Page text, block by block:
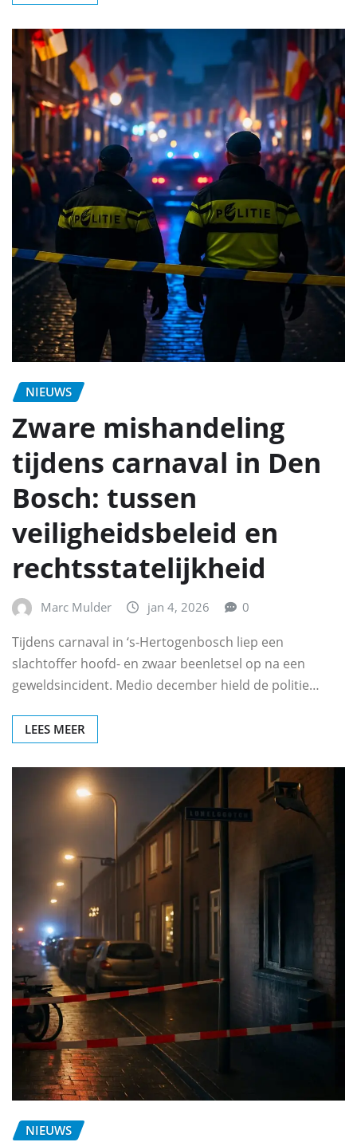
NIEUWS
Zware mishandeling
tijdens carnaval in Den
Bosch: tussen
veiligheidsbeleid en
rechtsstatelijkheid
Marc Mulder jan 4, 2026 0
Tijdens carnaval in ‘s-Hertogenbosch liep een
slachtoffer hoofd- en zwaar beenletsel op na een
geweldsincident. Medio december hield de politie…
LEES MEER
NIEUWS